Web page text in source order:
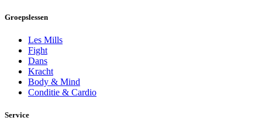
Groepslessen
Les Mills
Fight
Dans
Kracht
Body & Mind
Conditie & Cardio
Service